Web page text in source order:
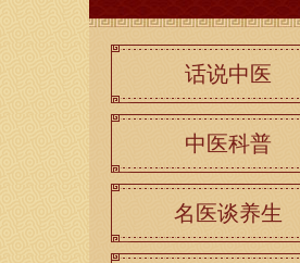
话说中医
中医科普
名医谈养生